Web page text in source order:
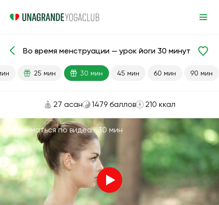
Готовые уроки Менструация
Во время менструации — урок йоги 30 минут
25 мин 30 мин 45 мин 60 мин 90 мин
27 асан 1479 баллов 210 ккал
Заниматься по видео ·30 мин